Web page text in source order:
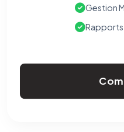
Gestion
Rapports